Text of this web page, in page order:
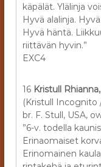
käpälät. Ylälinja
Hyvä alalinja.
Hyvä häntä.
riittävän hyvin.”
EXC4
16 Kristull Rhianna,
(Kristull Incognito
br. F. Stull, USA,
”6-v. todella
Erinaomaiset
Erinomainen